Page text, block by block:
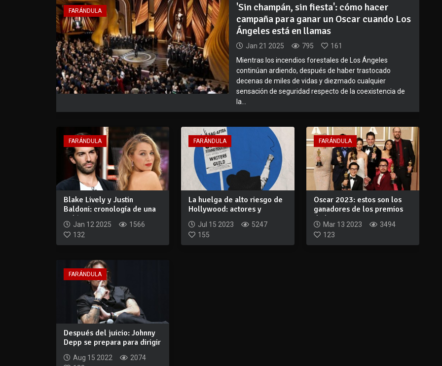
FARÁNDULA
'Sin champán, sin fiesta': cómo hacer
campaña para ganar un Oscar cuando Los
Ángeles está en llamas
Jan 21 2025 795
161
Mientras los incendios forestales de Los Ángeles
continúan ardiendo, después de haber trastocado
decenas de miles de vidas y diezmado cualquier
sensación de seguridad respecto de la coexistencia de
la...
FARÁNDULA
Blake Lively y Justin
Baldoni: cronología de una
polémica qu...
Jan 12 2025
1566
132
FARÁNDULA
La huelga de alto riesgo de
Hollywood: actores y
Jul 15 2023
5247
155
FARÁNDULA
Oscar 2023: estos son los
ganadores de los premios
de la Aca...
Mar 13 2023
3494
123
FARÁNDULA
Después del juicio: Johnny
Depp se prepara para dirigir
Aug 15 2022
2074